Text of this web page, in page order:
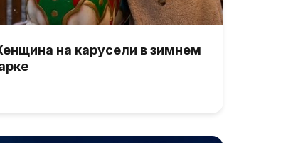
на карусели в зимнем